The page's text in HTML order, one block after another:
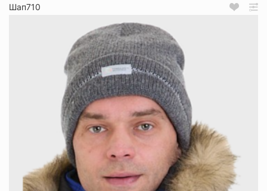
Шап710